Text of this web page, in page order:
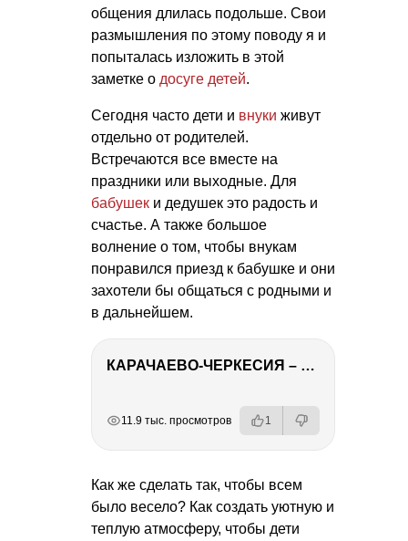
общения длилась подольше. Свои
размышления по этому поводу я и
попыталась изложить в этой
заметке о досуге детей.
Сегодня часто дети и внуки живут
отдельно от родителей.
Встречаются все вместе на
праздники или выходные. Для
бабушек и дедушек это радость и
счастье. А также большое
волнение о том, чтобы внукам
понравился приезд к бабушке и они
захотели бы общаться с родными и
в дальнейшем.
КАРАЧАЕВО-ЧЕРКЕСИЯ – ПУТЕШЕСТВИЕ НА КАВКАЗ часть 2
11.9 тыс. просмотров 1
Как же сделать так, чтобы всем
было весело? Как создать уютную и
теплую атмосферу, чтобы дети